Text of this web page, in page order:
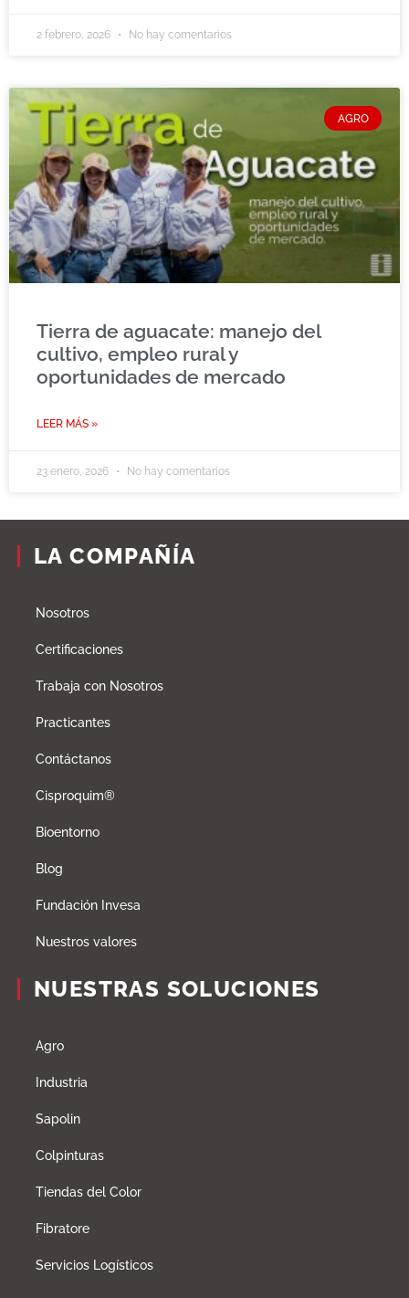
2 febrero, 2026 No hay comentarios
AGRO
Tierra de aguacate: manejo del
cultivo, empleo rural y
oportunidades de mercado
LEER MÁS »
23 enero, 2026 No hay comentarios
LA COMPAÑÍA
Nosotros
Certificaciones
Trabaja con Nosotros
Practicantes
Contáctanos
Cisproquim®
Bioentorno
Blog
Fundación Invesa
Nuestros valores
NUESTRAS SOLUCIONES
Agro
Industria
Sapolin
Colpinturas
Tiendas del Color
Fibratore
Servicios Logísticos